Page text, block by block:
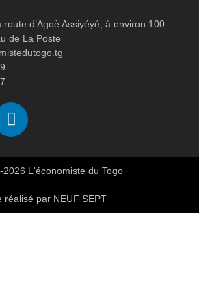
d’Agoè Assiyéyé, à environ 100
de La Poste
L'économiste du Togo
réalisé par NEUF SEPT